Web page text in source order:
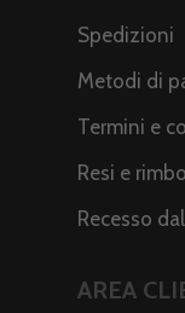
Spedizioni
Metodi di
Termini e
Resi e
Recesso
AREA